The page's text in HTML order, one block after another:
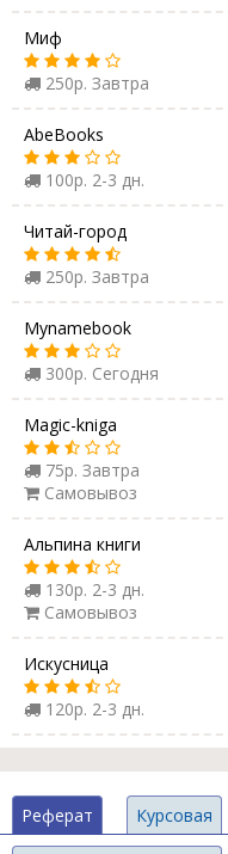
Миф
250р. Завтра
AbeBooks
100р. 2-3 дн.
Читай-город
250р. Завтра
Mynamebook
300р. Сегодня
Magic-kniga
75р. Завтра
Самовывоз
Альпина книги
130р. 2-3 дн.
Самовывоз
Искусница
120р. 2-3 дн.
Реферат Курсовая